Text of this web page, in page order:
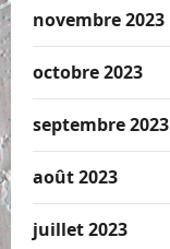
novembre 2023
octobre 2023
septembre 2023
août 2023
juillet 2023